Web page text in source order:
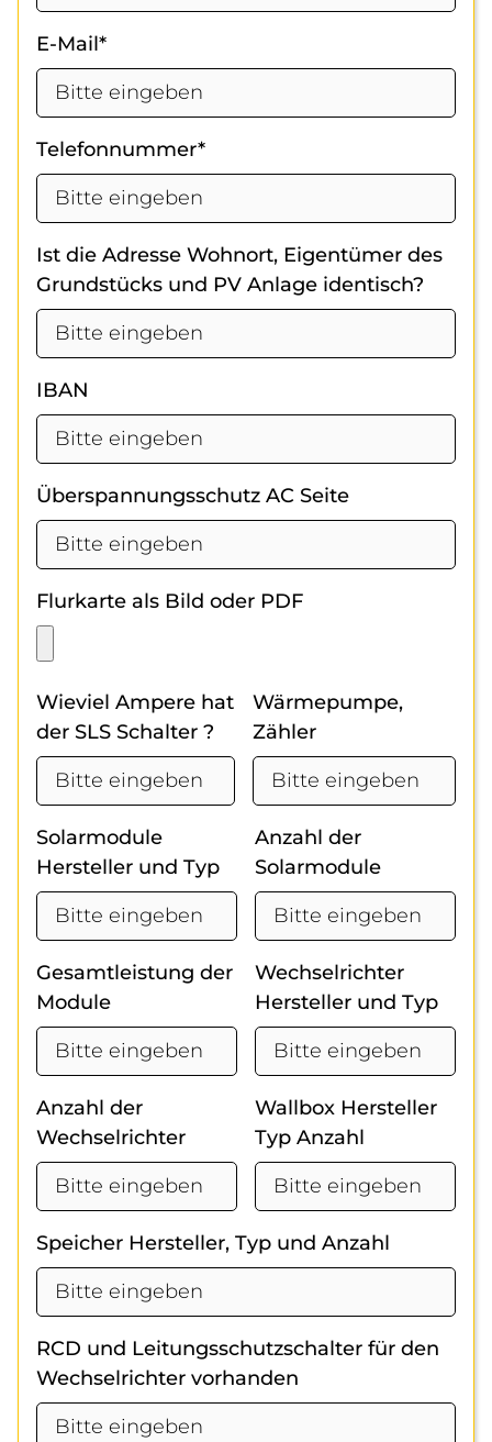
E-Mail*
Telefonnummer*
Ist die Adresse Wohnort, Eigentümer des
Grundstücks und PV Anlage identisch?
IBAN
Überspannungsschutz AC Seite
Flurkarte als Bild oder PDF
Wieviel Ampere hat
der SLS Schalter ?
Wärmepumpe,
Zähler
Solarmodule
Hersteller und Typ
Anzahl der
Solarmodule
Gesamtleistung der
Module
Wechselrichter
Hersteller und Typ
Anzahl der
Wechselrichter
Wallbox Hersteller
Typ Anzahl
Speicher Hersteller, Typ und Anzahl
RCD und Leitungsschutzschalter für den
Wechselrichter vorhanden